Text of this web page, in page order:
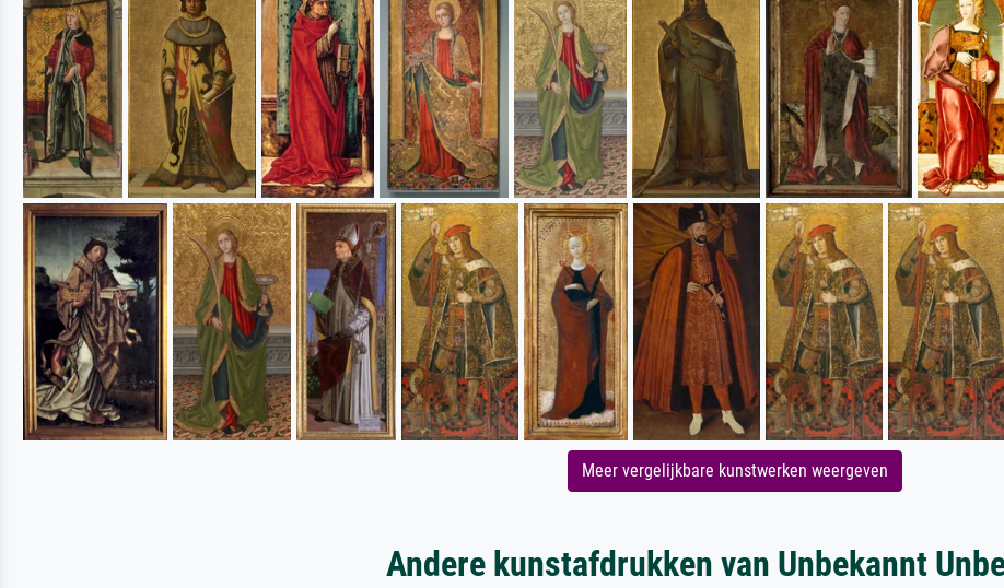
Meer vergelijkbare kunstwerken weergeven
Andere kunstafdrukken van Unbekannt